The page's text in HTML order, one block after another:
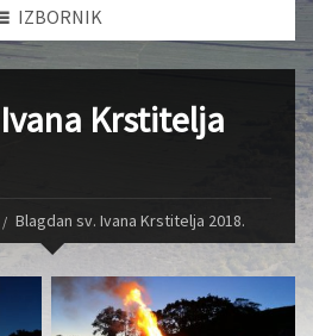
IZBORNIK
Krstitelja
Blagdan sv. Ivana Krstitelja 2018.